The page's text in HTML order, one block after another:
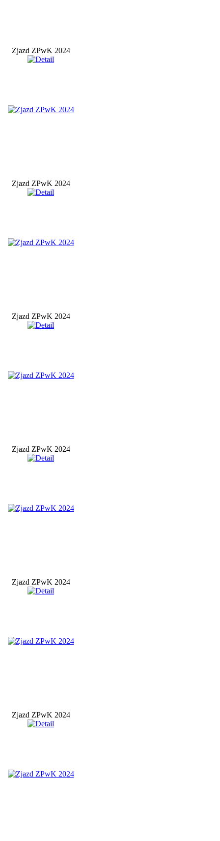
Zjazd ZPwK 2024
Zjazd ZPwK 2024
Zjazd ZPwK 2024
Zjazd ZPwK 2024
Zjazd ZPwK 2024
Zjazd ZPwK 2024